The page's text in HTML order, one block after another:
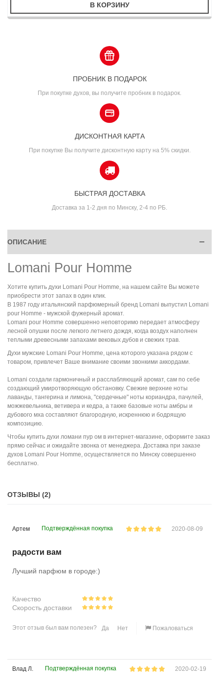
В КОРЗИНУ
ПРОБНИК В ПОДАРОК
При покупке духов, вы получите пробник в подарок.
ДИСКОНТНАЯ КАРТА
При покупке Вы получите дисконтную карту на 5% скидки.
БЫСТРАЯ ДОСТАВКА
Доставка за 1-2 дня по Минску, 2-4 по РБ.
ОПИСАНИЕ
Lomani Pour Homme
Хотите купить духи Lomani Pour Homme, на нашем сайте Вы можете
приобрести этот запах в один клик.
В 1987 году итальянский парфюмерный бренд Lomani выпустил Lomani
pour Homme - мужской фужерный аромат.
Lomani pour Homme совершенно неповторимо передает атмосферу
лесной опушки после легкого летнего дождя, когда воздух наполнен
теплыми древесными запахами вековых дубов и свежих трав.
Духи мужские Lomani Pour Homme, цена которого указана рядом с
товаром, привлечет Ваше внимание своими звонкими аккордами.
Lomani создали гармоничный и расслабляющий аромат, сам по себе
создающий умиротворяющую обстановку. Свежие верхние ноты
лаванды, тангерина и лимона, "сердечные" ноты кориандра, пачулей,
можжевельника, ветивера и кедра, а также базовые ноты амбры и
дубового мха составляют благородную, искреннюю и бодрящую
композицию.
Чтобы купить духи ломани пур ом в интернет-магазине, оформите заказ
прямо сейчас и ожидайте звонка от менеджера. Доставка при заказе
духов Lomani Pour Homme, осуществляется по Минску совершенно
бесплатно.
ОТЗЫВЫ (2)
Артем Подтверждённая покупка 2020-08-09
радости вам
Лучший парфюм в городе:)
Качество
Скорость доставки
Этот отзыв был вам полезен? Да Нет Пожаловаться
Влад Л. Подтверждённая покупка 2020-02-19